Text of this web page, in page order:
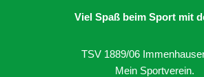
Viel Spaß beim Sport mit
TSV 1889/06
Mein Sportverein.